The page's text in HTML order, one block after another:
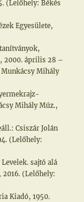
(Lelőhely: Békés
Egyesülete,
2000. április 28 –
Munkácsy Mihály
Mihály Múz.,
Csiszár Jolán
(Lelőhely:
sajtó alá
2016. (Lelőhely:
Kiadó, 1950.